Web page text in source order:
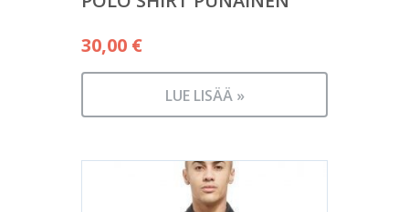
30,00 €
LUE LISÄÄ »